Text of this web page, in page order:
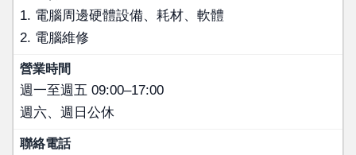
1. 電腦周邊硬體設備、耗材、軟體
2. 電腦維修
週一至週五 09:00–17:00
週六、週日公休